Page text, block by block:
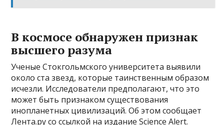
В космосе обнаружен признак
высшего разума
Ученые Стокгольмского университета выявили
около ста звезд, которые таинственным образом
исчезли. Исследователи предполагают, что это
может быть признаком существования
инопланетных цивилизаций. Об этом сообщает
Лента.ру со ссылкой на издание Science Alert.